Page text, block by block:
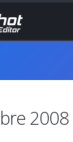
2008